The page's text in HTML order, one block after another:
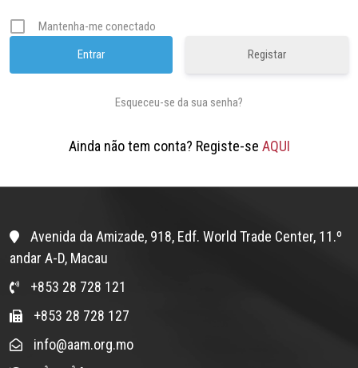
Mantenha-me conectado
Registar
Esqueceu-se da sua senha?
Ainda não tem conta? Registe-se AQUI
Avenida da Amizade, 918, Edf. World Trade Center, 11.º
andar A-D, Macau
+853 28 728 121
+853 28 728 127
info@aam.org.mo